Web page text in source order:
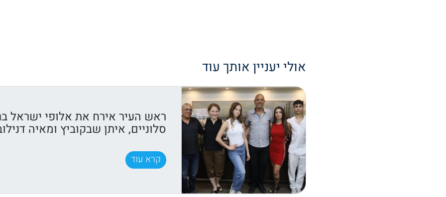
אולי יעניין אותך עוד
ראש העיר אירח את אלופי ישראל
סלוניים, איתן שבקוביץ ומאיה
קרא עוד